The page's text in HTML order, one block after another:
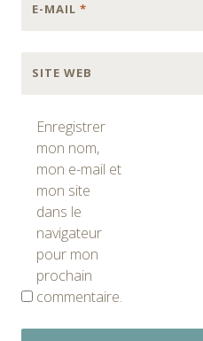
E-MAIL *
SITE WEB
Enregistrer
mon nom,
mon e-mail et
mon site
dans le
navigateur
pour mon
prochain
commentaire.